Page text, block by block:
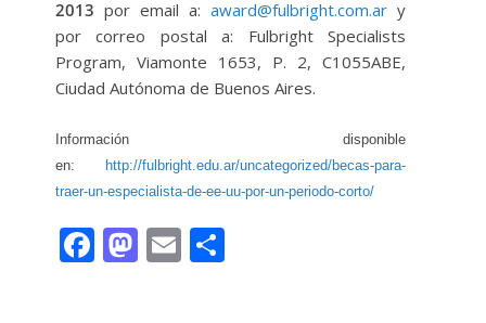
2013 por email a: award@fulbright.com.ary
por correo postal a: Fulbright Specialists
Program, Viamonte 1653, P. 2, C1055ABE,
Ciudad Autónoma de Buenos Aires.
Información disponible
en:
http://fulbright.edu.ar/uncategorized/becas-para-
traer-un-especialista-de-ee-uu-por-un-periodo-corto/
F M E